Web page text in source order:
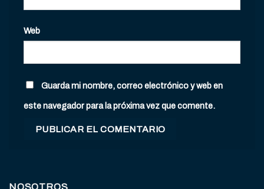
Web
Guarda mi nombre, correo electrónico y web en
este navegador para la próxima vez que comente.
NOSOTROS